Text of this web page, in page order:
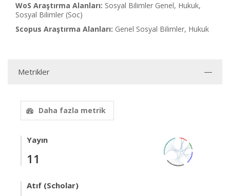
WoS Araştırma Alanları: Sosyal Bilimler Genel, Hukuk,
Sosyal Bilimler (Soc)
Scopus Araştırma Alanları: Genel Sosyal Bilimler, Hukuk
Metrikler
Daha fazla metrik
Yayın
11
Atıf (Scholar)